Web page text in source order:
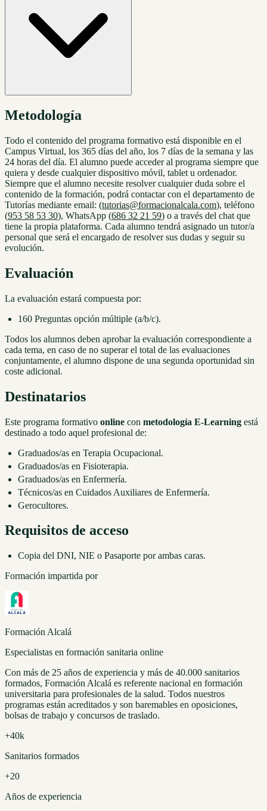
Metodología
Todo el contenido del programa formativo está disponible en el
Campus Virtual, los 365 días del año, los 7 días de la semana y las
24 horas del día. El alumno puede acceder al programa siempre que
quiera y desde cualquier dispositivo móvil, tablet u ordenador.
Siempre que el alumno necesite resolver cualquier duda sobre el
contenido de la formación, podrá contactar con el departamento de
Tutorías mediante email: (tutorias@formacionalcala.com), teléfono
(953 58 53 30), WhatsApp (686 32 21 59) o a través del chat que
tiene la propia plataforma. Cada alumno tendrá asignado un tutor/a
personal que será el encargado de resolver sus dudas y seguir su
evolución.
Evaluación
La evaluación estará compuesta por:
160 Preguntas opción múltiple (a/b/c).
Todos los alumnos deben aprobar la evaluación correspondiente a
cada tema, en caso de no superar el total de las evaluaciones
conjuntamente, el alumno dispone de una segunda oportunidad sin
coste adicional.
Destinatarios
Este programa formativo online con metodología E-Learning está
destinado a todo aquel profesional de:
Graduados/as en Terapia Ocupacional.
Graduados/as en Fisioterapia.
Graduados/as en Enfermería.
Técnicos/as en Cuidados Auxiliares de Enfermería.
Gerocultores.
Requisitos de acceso
Copia del DNI, NIE o Pasaporte por ambas caras.
Formación impartida por
Formación Alcalá
Especialistas en formación sanitaria online
Con más de 25 años de experiencia y más de 40.000 sanitarios
formados, Formación Alcalá es referente nacional en formación
universitaria para profesionales de la salud. Todos nuestros
programas están acreditados y son baremables en oposiciones,
bolsas de trabajo y concursos de traslado.
+40k
Sanitarios formados
+20
Años de experiencia